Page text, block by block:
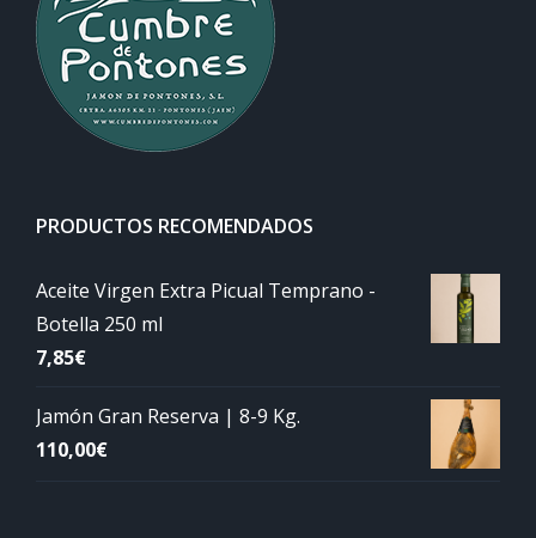
PRODUCTOS RECOMENDADOS
Aceite Virgen Extra Picual Temprano -
Botella 250 ml
7,85€
Jamón Gran Reserva | 8-9 Kg.
110,00€